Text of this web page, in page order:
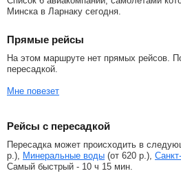
Минска в Ларнаку сегодня.
Прямые рейсы
На этом маршруте нет прямых рейсов.
пересадкой.
Мне повезет
Рейсы с пересадкой
Пересадка может происходить в
р. ), Минеральные воды (от 620 р. ),
Самый быстрый - 10 ч 15 мин.